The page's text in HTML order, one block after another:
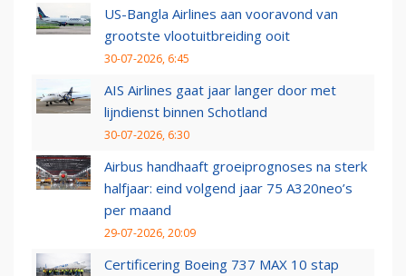
US-Bangla Airlines aan vooravond van
grootste vlootuitbreiding ooit
30-07-2026, 6:45
AIS Airlines gaat jaar langer door met
lijndienst binnen Schotland
30-07-2026, 6:30
Airbus handhaaft groeiprognoses na sterk
halfjaar: eind volgend jaar 75 A320neo’s
per maand
29-07-2026, 20:09
Certificering Boeing 737 MAX 10 stap